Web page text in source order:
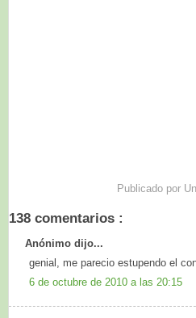
Publicado por
138 comentarios :
Anónimo dijo...
genial, me parecio estupendo el
6 de octubre de 2010 a las 20:15